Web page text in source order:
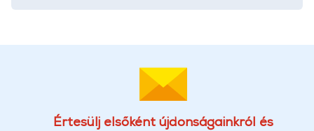
Értesülj elsőként újdonságainkról és